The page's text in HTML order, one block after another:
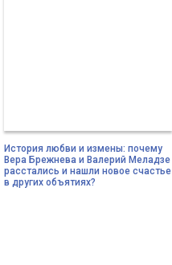
История любви и измены: почему
Вера Брежнева и Валерий Меладзе
расстались и нашли новое счастье
в других объятиях?